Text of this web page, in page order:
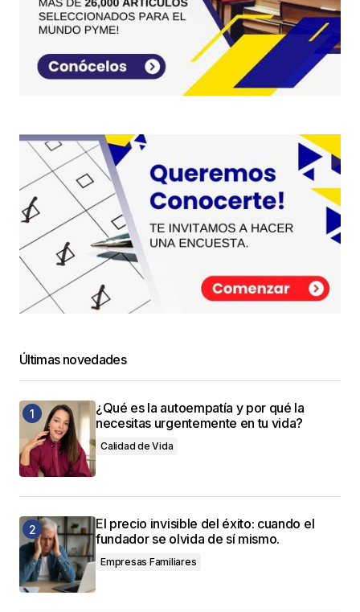
Últimas novedades
¿Qué es la autoempatía y por qué la
necesitas urgentemente en tu vida?
Calidad de Vida
El precio invisible del éxito: cuando el
fundador se olvida de sí mismo.
Empresas Familiares